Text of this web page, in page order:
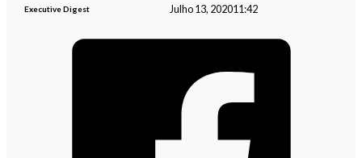
Executive Digest Julho 13, 202011:42